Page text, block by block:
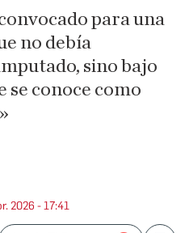
para una
no debía
sino bajo
se conoce como
2026 - 17:41